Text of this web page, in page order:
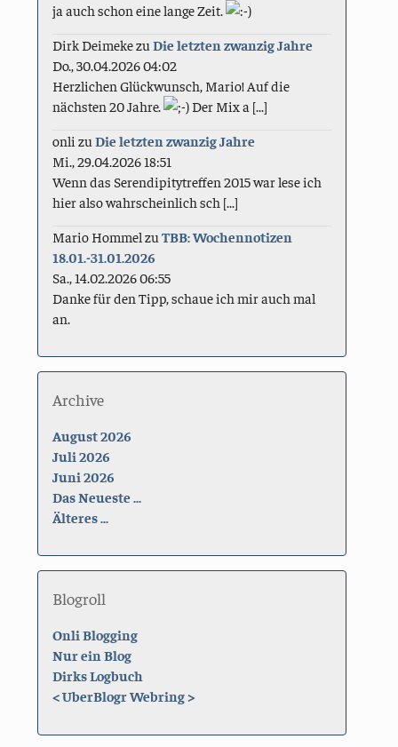
ja auch schon eine lange Zeit.
Dirk DeimekezuDie letzten zwanzig Jahre
Do., 30.04.2026 04:02
Herzlichen Glückwunsch, Mario! Auf die
nächsten 20 Jahre.
Der Mix a [...]
onli zuDie letzten zwanzig Jahre
Mi., 29.04.2026 18:51
Wenn das Serendipitytreffen 2015 war lese ich
hier also wahrscheinlich sch [...]
Mario Hommel zuTBB: Wochennotizen
18.01.-31.01.2026
Sa., 14.02.2026 06:55
Danke für den Tipp, schaue ich mir auch mal
an.
Archive
August 2026
Juli 2026
Juni 2026
Das Neueste ...
Älteres ...
Blogroll
Onli Blogging
Nur ein Blog
Dirks Logbuch
<UberBlogr Webring>